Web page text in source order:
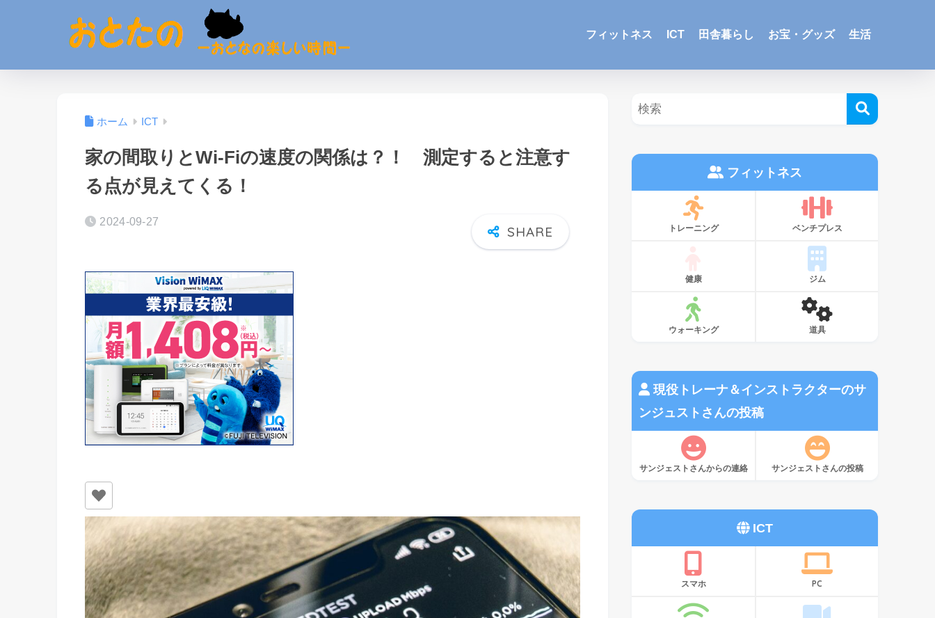
フィットネス ICT 田舎暮らし お宝・グッズ 生活
ホーム ICT
家の間取りとWi-Fiの速度の関係は？！ 測定すると注意す
る点が見えてくる！
2024-09-27
フィットネス
トレーニング ベンチプレス
健康 ジム
ウォーキング 道具
現役トレーナ＆インストラクターのサ
ンジュストさんの投稿
サンジェストさんからの連絡 サンジェストさんの投稿
ICT
スマホ PC